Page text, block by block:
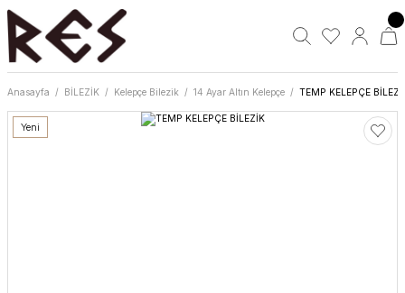
Anasayfa BİLEZİK Kelepçe Bilezik 14 Ayar Altın Kelepçe TEMP KELEPÇE
Yeni